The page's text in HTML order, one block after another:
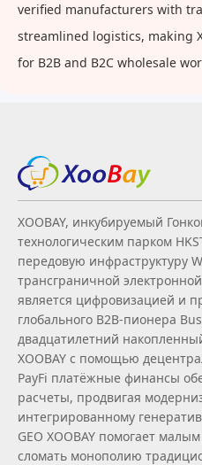
verified manufacturers with
streamlined logistics, making
for B2B and B2C wholesale
XOOBAY, инкубируемый
технологическим парком
передовую инфраструктуру
трансграничной
является цифровизацией и
глобального B2B‑пионера
двадцатилетний
XOOBAY с помощью
PayFi платёжные финансы
расчеты, продвигая
интегрированному
GEO XOOBAY помогает
сломать монополию